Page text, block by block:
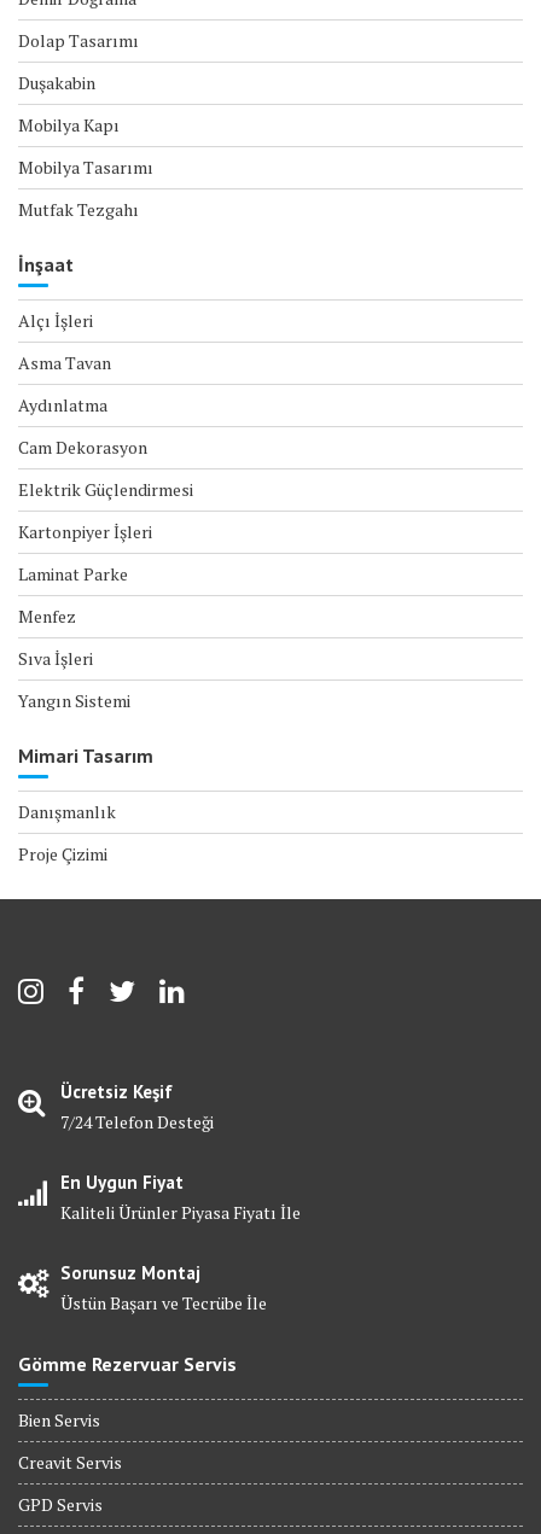
Dolap Tasarımı
Duşakabin
Mobilya Kapı
Mobilya Tasarımı
Mutfak Tezgahı
İnşaat
Alçı İşleri
Asma Tavan
Aydınlatma
Cam Dekorasyon
Elektrik Güçlendirmesi
Kartonpiyer İşleri
Laminat Parke
Menfez
Sıva İşleri
Yangın Sistemi
Mimari Tasarım
Danışmanlık
Proje Çizimi
Ücretsiz Keşif
7/24 Telefon Desteği
En Uygun Fiyat
Kaliteli Ürünler Piyasa Fiyatı İle
Sorunsuz Montaj
Üstün Başarı ve Tecrübe İle
Gömme Rezervuar Servis
Bien Servis
Creavit Servis
GPD Servis